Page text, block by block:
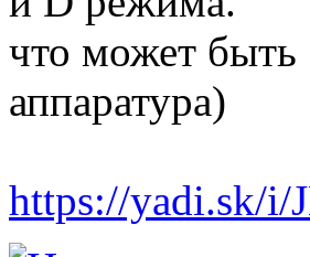
что может быть
аппаратура)
https://yadi.sk/i/